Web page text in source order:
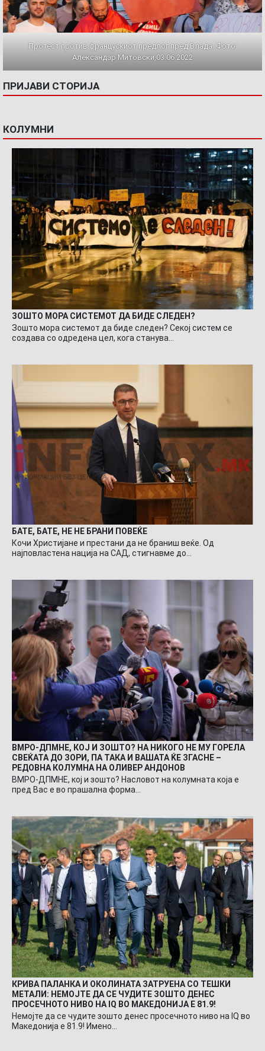
Протест против францускиот предлог пред Влада. Фото:
Александар Митовски,03.06.2022
ПРИЈАВИ СТОРИЈА
КОЛУМНИ
ЗОШТО МОРА СИСТЕМОТ ДА БИДЕ СЛЕДЕН?
Зошто мора системот да биде следен? Секој систем се
создава со одредена цел, кога станува…
БАТЕ, БАТЕ, НЕ НЕ БРАНИ ПОВЕЌЕ
Кочи Христијане и престани да не браниш веќе. Од
најповластена нација на САД, стигнавме до…
ВМРО-ДПМНЕ, КОЈ И ЗОШТО? НА НИКОГО НЕ МУ ГОРЕЛА
СВЕЌАТА ДО ЗОРИ, ПА ТАКА И ВАШАТА ЌЕ ЗГАСНЕ –
РЕДОВНА КОЛУМНА НА ОЛИВЕР АНДОНОВ
ВМРО-ДПМНЕ, кој и зошто? Насловот на колумната која е
пред Вас е во прашална форма…
КРИВА ПАЛАНКА И ОКОЛИНАТА ЗАТРУЕНА СО ТЕШКИ
МЕТАЛИ: НЕМОЈТЕ ДА СЕ ЧУДИТЕ ЗОШТО ДЕНЕС
ПРОСЕЧНОТО НИВО НА IQ ВО МАКЕДОНИЈА Е 81.9!
Немојте да се чудите зошто денес просечното ниво на IQ во
Македонија е 81.9! Имено…